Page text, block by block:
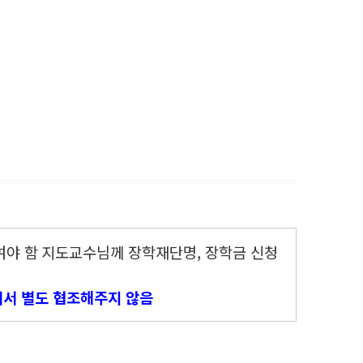
야 함지도교수님께 장학재단명, 장학금 신청
별도 협조해주지 않음